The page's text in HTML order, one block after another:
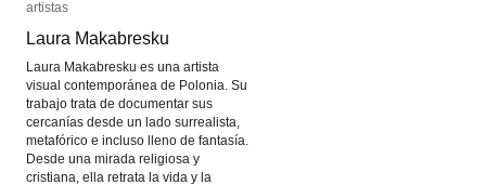
artistas
Laura Makabresku
Laura Makabresku es una artista
visual contemporánea de Polonia. Su
trabajo trata de documentar sus
cercanías desde un lado surrealista,
metafórico e incluso lleno de fantasía.
Desde una mirada religiosa y
cristiana, ella retrata la vida y la
artistas
Laura Makabresku